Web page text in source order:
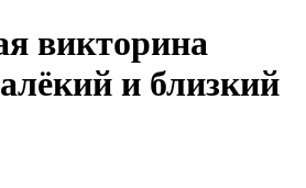
викторина
и близкий